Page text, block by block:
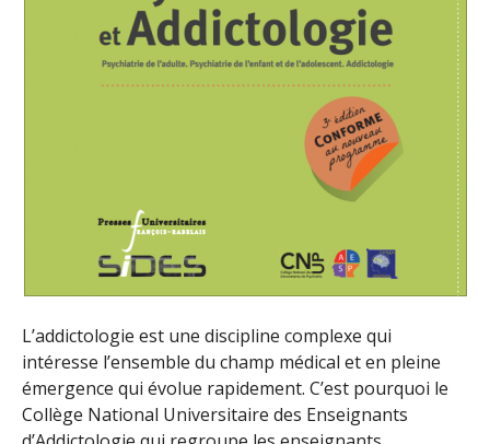
L’addictologie est une discipline complexe qui
intéresse l’ensemble du champ médical et en pleine
émergence qui évolue rapidement. C’est pourquoi le
Collège National Universitaire des Enseignants